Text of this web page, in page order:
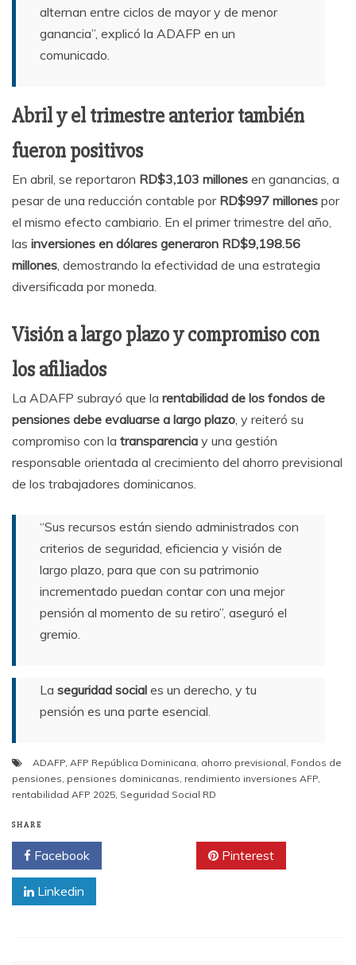
alternan entre ciclos de mayor y de menor
ganancia”, explicó la ADAFP en un
comunicado.
Abril y el trimestre anterior también
fueron positivos
En abril, se reportaron RD$3,103 millones en ganancias, a
pesar de una reducción contable por RD$997 millones por
el mismo efecto cambiario. En el primer trimestre del año,
las inversiones en dólares generaron RD$9,198.56
millones, demostrando la efectividad de una estrategia
diversificada por moneda.
Visión a largo plazo y compromiso con
los afiliados
La ADAFP subrayó que la rentabilidad de los fondos de
pensiones debe evaluarse a largo plazo, y reiteró su
compromiso con la transparencia y una gestión
responsable orientada al crecimiento del ahorro previsional
de los trabajadores dominicanos.
“Sus recursos están siendo administrados con
criterios de seguridad, eficiencia y visión de
largo plazo, para que con su patrimonio
incrementado puedan contar con una mejor
pensión al momento de su retiro”, aseguró el
gremio.
La seguridad social es un derecho, y tu
pensión es una parte esencial.
ADAFP, AFP República Dominicana, ahorro previsional, Fondos de
pensiones, pensiones dominicanas, rendimiento inversiones AFP,
rentabilidad AFP 2025, Seguridad Social RD
SHARE
Facebook Pinterest
Linkedin